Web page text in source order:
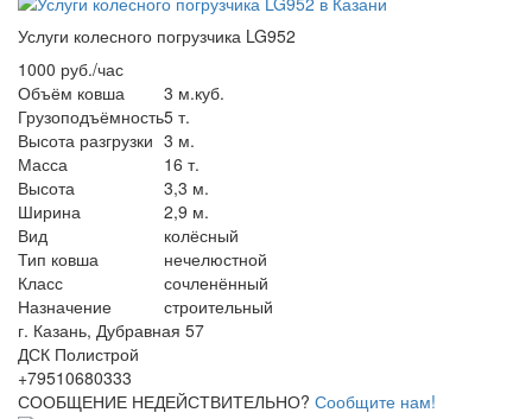
Услуги колесного погрузчика LG952
1000 руб./час
Объём ковша
3 м.куб.
Грузоподъёмность5 т.
Высота разгрузки 3 м.
Масса
16 т.
Высота
3,3 м.
Ширина
2,9 м.
Вид
колёсный
Тип ковша
нечелюстной
Класс
сочленённый
Назначение
строительный
г. Казань, Дубравная 57
ДСК Полистрой
+79510680333
СООБЩЕНИЕ НЕДЕЙСТВИТЕЛЬНО? Сообщите нам!